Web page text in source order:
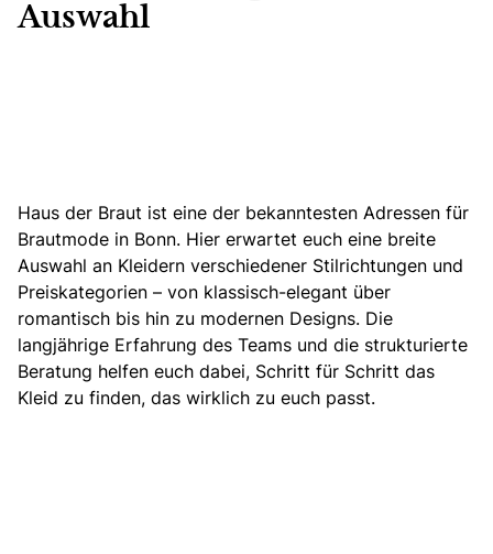
Auswahl
Haus der Braut ist eine der bekanntesten Adressen für
Brautmode in Bonn. Hier erwartet euch eine breite
Auswahl an Kleidern verschiedener Stilrichtungen und
Preiskategorien – von klassisch-elegant über
romantisch bis hin zu modernen Designs. Die
langjährige Erfahrung des Teams und die strukturierte
Beratung helfen euch dabei, Schritt für Schritt das
Kleid zu finden, das wirklich zu euch passt.